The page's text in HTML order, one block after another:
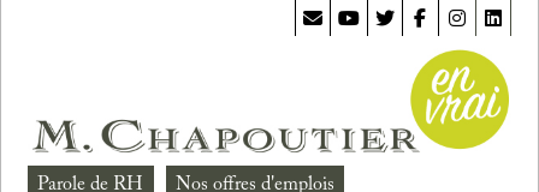
Parole de RH Nos offres d'emplois